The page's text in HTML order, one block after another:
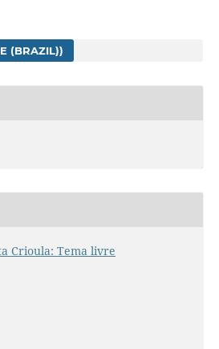
(BRAZIL))
Crioula: Tema livre